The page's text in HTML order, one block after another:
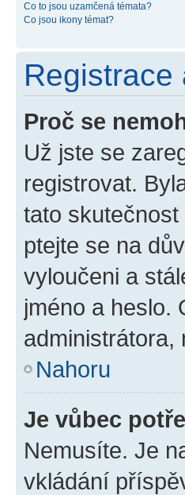
Co to jsou uzamčená témata?
Co jsou ikony témat?
Proč se
Už jste se
registrovat.
tato
ptejte se na
vyloučeni a
jméno a heslo.
administrátora,
Nahoru
Je vůbec
Nemusíte. Je
vkládání